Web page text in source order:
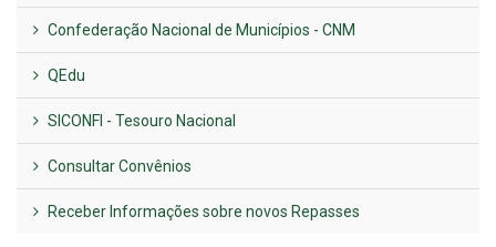
Confederação Nacional de Municípios - CNM
QEdu
SICONFI - Tesouro Nacional
Consultar Convênios
Receber Informações sobre novos Repasses